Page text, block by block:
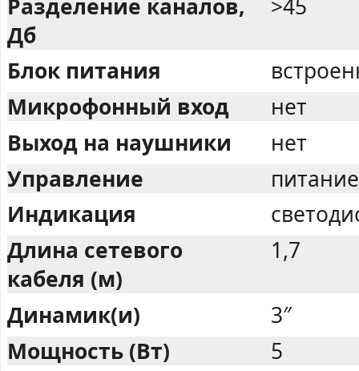
Разделение каналов,
Дб
>45
Блок питания
Микрофонный вход
нет
Выход на наушники
нет
Управление
Индикация
Длина сетевого
кабеля (м)
1,7
Динамик(и)
3″
Мощность (Вт)
5